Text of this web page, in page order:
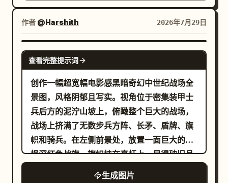
条，素雅的黑色校服，奶油色背景，浪漫简约
的文具设计。保持所有排版整洁易读，标题采
用优雅的韩文书法字体，测量数据采用简单的
衬线字体。 限制：不要添加额外的角色、身高
标签、爱心、Logo、水印、标题或社交媒体
UI。保持构图居中，并保留海报模板的原始质
感。
一只微型仓鼠员工 ；上司为
共 4 格： 1. 第 1 格，平静的交代镜头：年轻员
工坐在右前方电脑前打字，带着些许担忧看向
左前方的仓鼠。仓鼠坐在大办公桌上的微型椅
到烦躁。办公活页夹立在最右侧边缘。 2. 第 2
格，突如其来的命令：后方的上司怒火中烧，
从锯齿状对话框中咆哮，并伴有戏剧性的爆发
线。年轻员工惊愕地后仰，张着嘴，流着汗，
双手靠近键盘。仓鼠从微型桌前抬头。在仓鼠
中的大型日语文字为：「今すぐヤ〇トの集荷
世纪士兵，展示他们冲向战场时的背影和侧
影。画面中需包含 5 面显眼的前景旗帜：最左
侧一面巨大的破损深红色旗帜，其下方一面蓝
白旗帜，左中位置一面绿白旗帜，中左远景处
一面红色战旗，以及中左侧附近一面蓝白十字
旗。中景应布满行进的方阵、高举的长矛、零
散的骑兵群、烟柱和点点火光。远景处展示一
座位于山脊上、部分被薄雾和战场烟尘遮蔽的
堡垒城市或城堡剪影。使用
冷灰色、泥褐色、哑光钢色和褪色的深红色
组成
的冷峻低饱和度色调，配合戏剧性的阴天光
影、体积雾、雨水浸湿的土地，营造出残酷的
历史战争氛围。风格应为写实的黑暗奇幻概念
作者 @Harshith 2026年7月29日
GPT IMAGE 2
查看完整提示词
创作一幅超宽幅电影感黑暗奇幻中世纪战场全
景图，风格阴郁且写实。视角位于密集装甲士
兵后方的泥泞山坡上，俯瞰整个巨大的战场，
战场上挤满了无数步兵方阵、长矛、盾牌、旗
帜和骑兵。在左侧前景处，放置一面巨大的破
损深红色战旗，旗帜挂在高杆上，显得破旧且
饱经风霜；附近还要有四面清晰可见的小型彩
生成图片